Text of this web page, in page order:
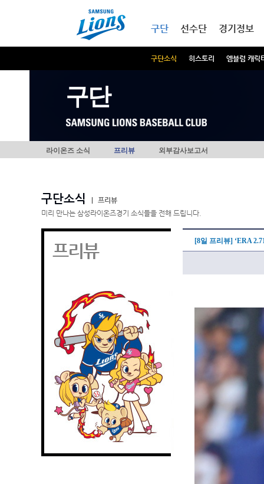
구단
구단소식 히스토리 엠블럼 캐릭
선수단 경기정보
구단
라이온즈 소식 프리뷰 외부감사보고서
구단소식
프리뷰
미리 만나는 삼성라이온즈경기 소식들을 전해 드립니다.
프리뷰 [8일 프리뷰] ‘ERA